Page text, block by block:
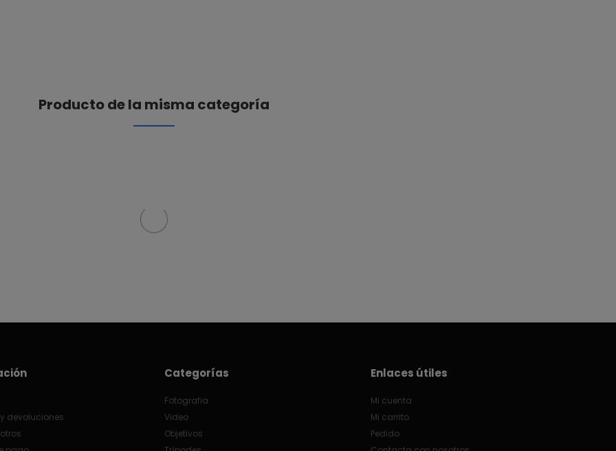
Producto de la misma categoría
devoluciones
Categorías
Fotografia
Video
Objetivos
Enlaces útiles
Mi cuenta
Mi carrito
Pedido